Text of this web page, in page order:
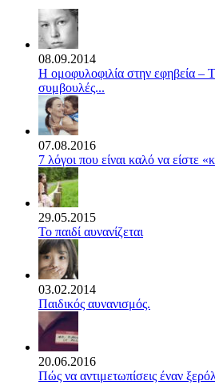
08.09.2014
Η ομοφυλοφιλία στην εφηβεία –
συμβουλές...
07.08.2016
7 λόγοι που είναι καλό να είστε
29.05.2015
Το παιδί αυνανίζεται
03.02.2014
Παιδικός αυνανισμός.
20.06.2016
Πώς να αντιμετωπίσεις έναν